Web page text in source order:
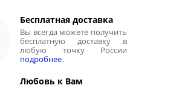
Бесплатная доставка
Вы всегда можете получить
бесплатную доставку в
любую точку России
подробнее.
Любовь к Вам